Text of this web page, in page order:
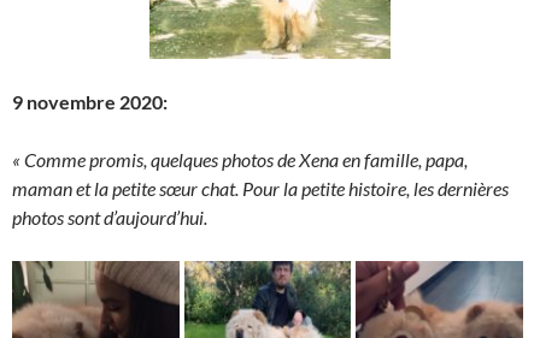
9 novembre 2020:
« Comme promis, quelques photos de Xena en famille, papa,
maman et la petite sœur chat. Pour la petite histoire, les dernières
photos sont d’aujourd’hui.